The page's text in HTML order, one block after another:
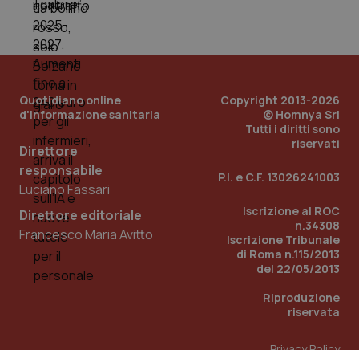
Quotidiano online
d'informazione sanitaria
Direttore
responsabile
Luciano Fassari
Direttore editoriale
Francesco Maria Avitto
Copyright 2013-2026
© Homnya Srl
Tutti i diritti sono
riservati
P.I. e C.F. 13026241003
Iscrizione al ROC
n.34308
Iscrizione Tribunale
di Roma n.115/2013
del 22/05/2013
Riproduzione
riservata
_ga_KM60CM4NPH .quotidianosanita.it
1
mese